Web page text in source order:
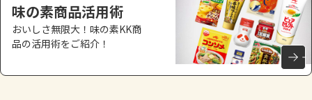
AJINOMOTO PARK とは
味の素商品活用術
おいしさ無限大！味の素KK商
品の活用術をご紹介！